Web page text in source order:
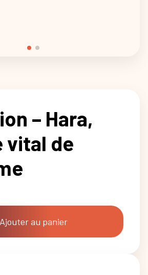
– Hara,
vital de
Ajouter au panier